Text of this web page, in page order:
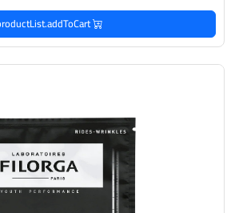
productList.addToCart